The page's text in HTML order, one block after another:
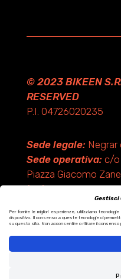
Gestisci
Per fornire le migliori esperienze, utilizziamo
dispositivo. Il consenso a queste tecnologie ci
su questo sito. Non acconsentire o ritirare il
© 2023 BIKEEN
RESERVED
P.I. 04726020235
Sede legale:Negrar
Sede operativa:c/o
Piazza Giacomo
(PD)
Design by KF ADV
Development by